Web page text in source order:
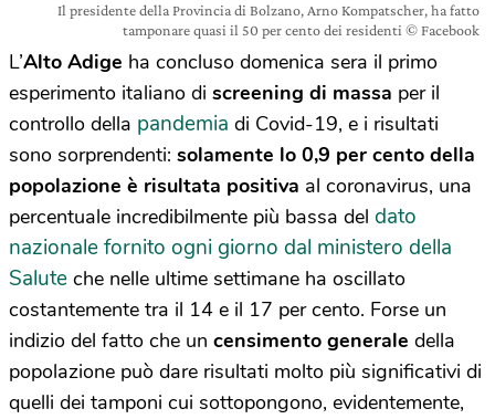
Il presidente della Provincia di Bolzano, Arno Kompatscher, ha fatto
tamponare quasi il 50 per cento dei residenti © Facebook
L’Alto Adige ha concluso domenica sera il primo
esperimento italiano di screening di massa per il
controllo della pandemia di Covid-19, e i risultati
sono sorprendenti: solamente lo 0,9 per cento della
popolazione è risultata positiva al coronavirus, una
percentuale incredibilmente più bassa del dato
nazionale fornito ogni giorno dal ministero della
Salute che nelle ultime settimane ha oscillato
costantemente tra il 14 e il 17 per cento. Forse un
indizio del fatto che un censimento generale della
popolazione può dare risultati molto più significativi di
quelli dei tamponi cui sottopongono, evidentemente,